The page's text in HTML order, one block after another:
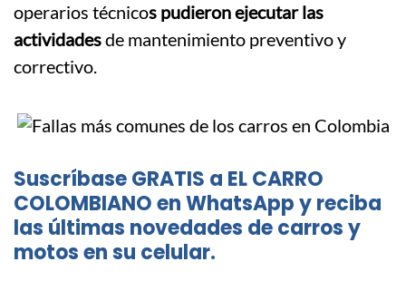
operarios técnicos pudieron ejecutar las
actividadesde mantenimiento preventivo y
correctivo.
Suscríbase GRATIS a EL CARRO
COLOMBIANO en WhatsApp y reciba
las últimas novedades de carros y
motos en su celular.